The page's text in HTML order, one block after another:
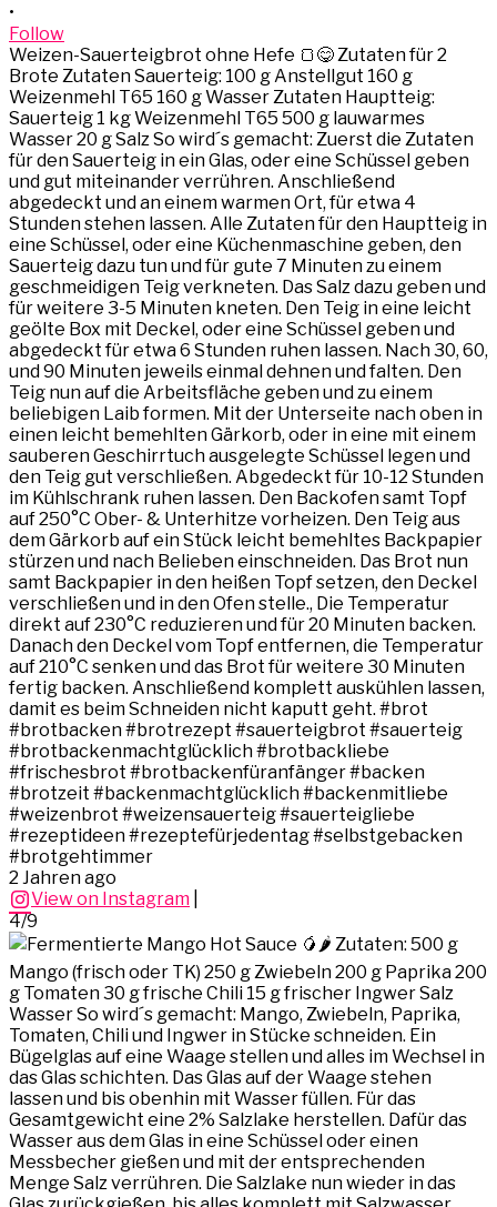
•
Follow
Weizen-Sauerteigbrot ohne Hefe 🍞😋 Zutaten für 2
Brote Zutaten Sauerteig: 100 g Anstellgut 160 g
Weizenmehl T65 160 g Wasser Zutaten Hauptteig:
Sauerteig 1 kg Weizenmehl T65 500 g lauwarmes
Wasser 20 g Salz So wird´s gemacht: Zuerst die Zutaten
für den Sauerteig in ein Glas, oder eine Schüssel geben
und gut miteinander verrühren. Anschließend
abgedeckt und an einem warmen Ort, für etwa 4
Stunden stehen lassen. Alle Zutaten für den Hauptteig in
eine Schüssel, oder eine Küchenmaschine geben, den
Sauerteig dazu tun und für gute 7 Minuten zu einem
geschmeidigen Teig verkneten. Das Salz dazu geben und
für weitere 3-5 Minuten kneten. Den Teig in eine leicht
geölte Box mit Deckel, oder eine Schüssel geben und
abgedeckt für etwa 6 Stunden ruhen lassen. Nach 30, 60,
und 90 Minuten jeweils einmal dehnen und falten. Den
Teig nun auf die Arbeitsfläche geben und zu einem
beliebigen Laib formen. Mit der Unterseite nach oben in
einen leicht bemehlten Gärkorb, oder in eine mit einem
sauberen Geschirrtuch ausgelegte Schüssel legen und
den Teig gut verschließen. Abgedeckt für 10-12 Stunden
im Kühlschrank ruhen lassen. Den Backofen samt Topf
auf 250°C Ober- & Unterhitze vorheizen. Den Teig aus
dem Gärkorb auf ein Stück leicht bemehltes Backpapier
stürzen und nach Belieben einschneiden. Das Brot nun
samt Backpapier in den heißen Topf setzen, den Deckel
verschließen und in den Ofen stelle., Die Temperatur
direkt auf 230°C reduzieren und für 20 Minuten backen.
Danach den Deckel vom Topf entfernen, die Temperatur
auf 210°C senken und das Brot für weitere 30 Minuten
fertig backen. Anschließend komplett auskühlen lassen,
damit es beim Schneiden nicht kaputt geht. #brot
#brotbacken #brotrezept #sauerteigbrot #sauerteig
#brotbackenmachtglücklich #brotbackliebe
#frischesbrot #brotbackenfüranfänger #backen
#brotzeit #backenmachtglücklich #backenmitliebe
#weizenbrot #weizensauerteig #sauerteigliebe
#rezeptideen #rezeptefürjedentag #selbstgebacken
#brotgehtimmer
2 Jahren ago
View on Instagram
4/9